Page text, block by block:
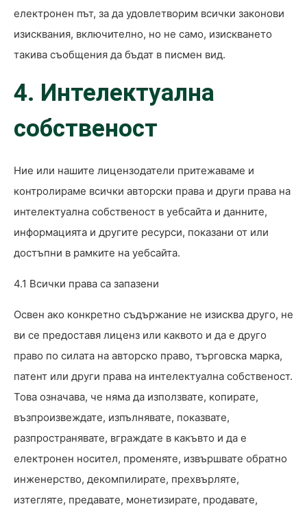
електронен път, за да удовлетворим всички законови
изисквания, включително, но не само, изискването
такива съобщения да бъдат в писмен вид.
4. Интелектуална
собственост
Ние или нашите лицензодатели притежаваме и
контролираме всички авторски права и други права на
интелектуална собственост в уебсайта и данните,
информацията и другите ресурси, показани от или
достъпни в рамките на уебсайта.
4.1 Всички права са запазени
Освен ако конкретно съдържание не изисква друго, не
ви се предоставя лиценз или каквото и да е друго
право по силата на авторско право, търговска марка,
патент или други права на интелектуална собственост.
Това означава, че няма да използвате, копирате,
възпроизвеждате, изпълнявате, показвате,
разпространявате, вграждате в какъвто и да е
електронен носител, променяте, извършвате обратно
инженерство, декомпилирате, прехвърляте,
изтегляте, предавате, монетизирате, продавате,